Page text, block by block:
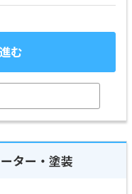
む
ター・塗装